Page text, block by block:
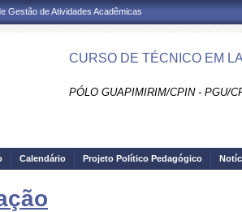
Gestão de Atividades Acadêmicas
CURSO DE TÉCNICO EM
PÓLO GUAPIMIRIM/CPIN - PGU/
Calendário Projeto Político Pedagógico